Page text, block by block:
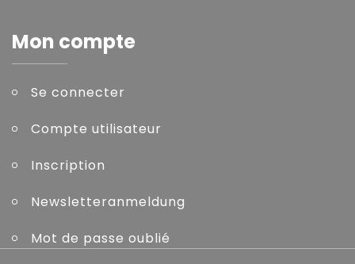
Mon compte
Se connecter
Compte utilisateur
Inscription
Newsletteranmeldung
Mot de passe oublié